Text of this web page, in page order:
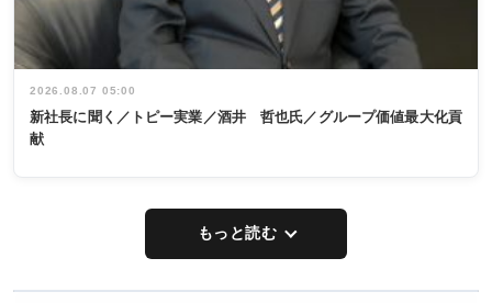
2026.08.07 05:00
新社長に聞く／トピー実業／酒井 哲也氏／グループ価値最大化貢
献
もっと読む